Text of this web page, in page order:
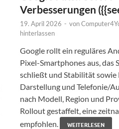
Verbesserungen
19. April 2026 - von
hinterlassen
Google rollt ein reguläres
Pixel-Smartphones aus, das
schließt und Stabilität
Darstellung und Telefonie/
nach Modell, Region und
Rollout gestaffelt, eine
empfohlen.
WEITERLESEN